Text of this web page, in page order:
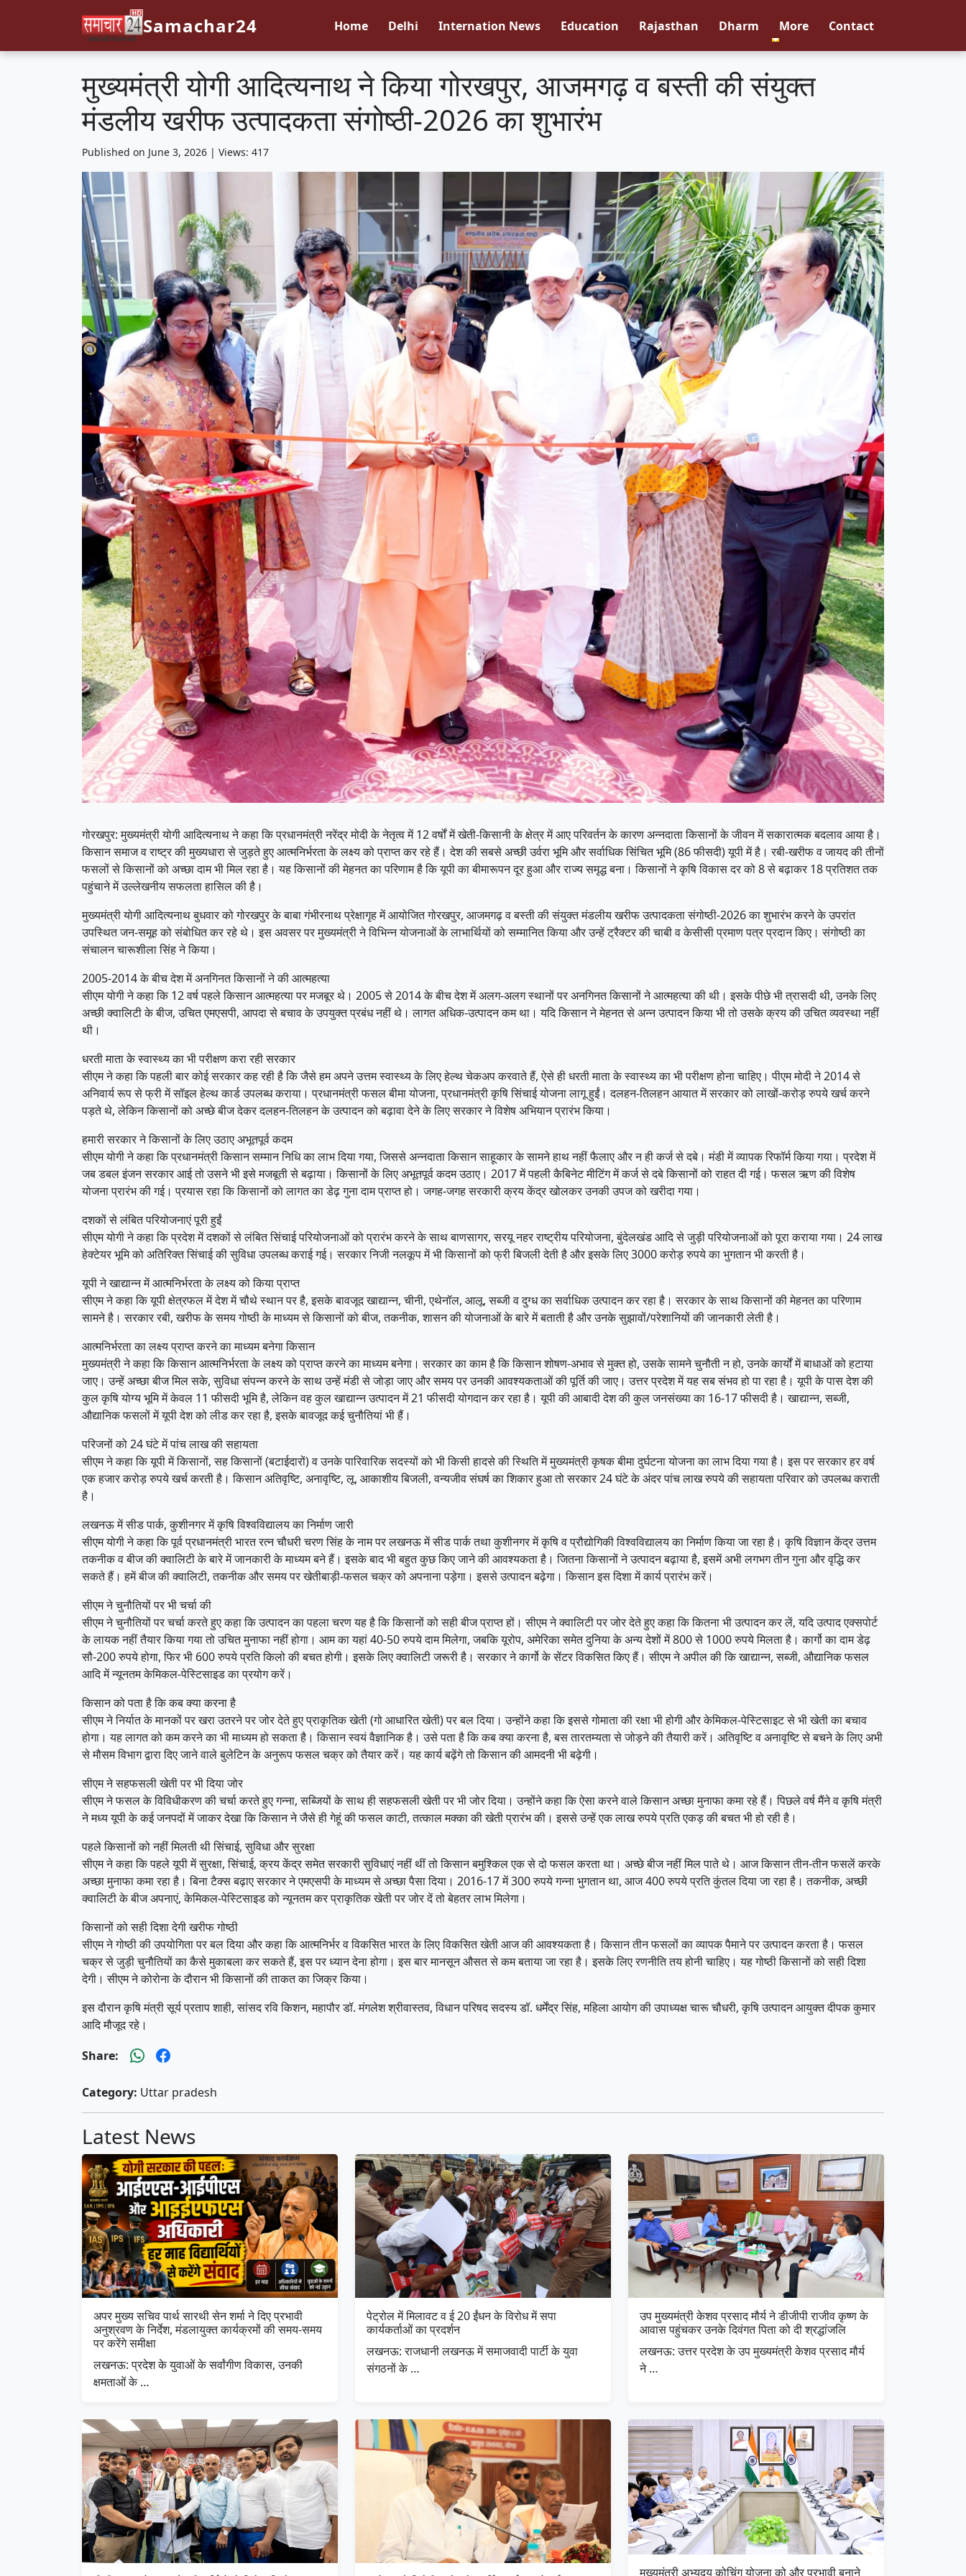
Samachar24 Home Delhi Internation News Education Rajasthan Dharm More Contact
मुख्यमंत्री योगी आदित्यनाथ ने किया गोरखपुर, आजमगढ़ व बस्ती की संयुक्त
मंडलीय खरीफ उत्पादकता संगोष्ठी-2026 का शुभारंभ
Published on June 3, 2026 | Views: 417
गोरखपुर: मुख्यमंत्री योगी आदित्यनाथ ने कहा कि प्रधानमंत्री नरेंद्र मोदी के नेतृत्व में 12 वर्षों में खेती-किसानी के क्षेत्र में आए परिवर्तन के कारण अन्नदाता किसानों के जीवन में सकारात्मक बदलाव आया है।
किसान समाज व राष्ट्र की मुख्यधारा से जुड़ते हुए आत्मनिर्भरता के लक्ष्य को प्राप्त कर रहे हैं। देश की सबसे अच्छी उर्वरा भूमि और सर्वाधिक सिंचित भूमि (86 फीसदी) यूपी में है। रबी-खरीफ व जायद की तीनों
फसलों से किसानों को अच्छा दाम भी मिल रहा है। यह किसानों की मेहनत का परिणाम है कि यूपी का बीमारूपन दूर हुआ और राज्य समृद्ध बना। किसानों ने कृषि विकास दर को 8 से बढ़ाकर 18 प्रतिशत तक
पहुंचाने में उल्लेखनीय सफलता हासिल की है।
मुख्यमंत्री योगी आदित्यनाथ बुधवार को गोरखपुर के बाबा गंभीरनाथ प्रेक्षागृह में आयोजित गोरखपुर, आजमगढ़ व बस्ती की संयुक्त मंडलीय खरीफ उत्पादकता संगोष्ठी-2026 का शुभारंभ करने के उपरांत
उपस्थित जन-समूह को संबोधित कर रहे थे। इस अवसर पर मुख्यमंत्री ने विभिन्न योजनाओं के लाभार्थियों को सम्मानित किया और उन्हें ट्रैक्टर की चाबी व केसीसी प्रमाण पत्र प्रदान किए। संगोष्ठी का
संचालन चारूशीला सिंह ने किया।
2005-2014 के बीच देश में अनगिनत किसानों ने की आत्महत्या
सीएम योगी ने कहा कि 12 वर्ष पहले किसान आत्महत्या पर मजबूर थे। 2005 से 2014 के बीच देश में अलग-अलग स्थानों पर अनगिनत किसानों ने आत्महत्या की थी। इसके पीछे भी त्रासदी थी, उनके लिए
अच्छी क्वालिटी के बीज, उचित एमएसपी, आपदा से बचाव के उपयुक्त प्रबंध नहीं थे। लागत अधिक-उत्पादन कम था। यदि किसान ने मेहनत से अन्न उत्पादन किया भी तो उसके क्रय की उचित व्यवस्था नहीं
थी।
धरती माता के स्वास्थ्य का भी परीक्षण करा रही सरकार
सीएम ने कहा कि पहली बार कोई सरकार कह रही है कि जैसे हम अपने उत्तम स्वास्थ्य के लिए हेल्थ चेकअप करवाते हैं, ऐसे ही धरती माता के स्वास्थ्य का भी परीक्षण होना चाहिए। पीएम मोदी ने 2014 से
अनिवार्य रूप से फ्री में सॉइल हेल्थ कार्ड उपलब्ध कराया। प्रधानमंत्री फसल बीमा योजना, प्रधानमंत्री कृषि सिंचाई योजना लागू हुईं। दलहन-तिलहन आयात में सरकार को लाखों-करोड़ रुपये खर्च करने
पड़ते थे, लेकिन किसानों को अच्छे बीज देकर दलहन-तिलहन के उत्पादन को बढ़ावा देने के लिए सरकार ने विशेष अभियान प्रारंभ किया।
हमारी सरकार ने किसानों के लिए उठाए अभूतपूर्व कदम
सीएम योगी ने कहा कि प्रधानमंत्री किसान सम्मान निधि का लाभ दिया गया, जिससे अन्नदाता किसान साहूकार के सामने हाथ नहीं फैलाए और न ही कर्ज से दबे। मंडी में व्यापक रिफॉर्म किया गया। प्रदेश में
जब डबल इंजन सरकार आई तो उसने भी इसे मजबूती से बढ़ाया। किसानों के लिए अभूतपूर्व कदम उठाए। 2017 में पहली कैबिनेट मीटिंग में कर्ज से दबे किसानों को राहत दी गई। फसल ऋण की विशेष
योजना प्रारंभ की गई। प्रयास रहा कि किसानों को लागत का डेढ़ गुना दाम प्राप्त हो। जगह-जगह सरकारी क्रय केंद्र खोलकर उनकी उपज को खरीदा गया।
दशकों से लंबित परियोजनाएं पूरी हुईं
सीएम योगी ने कहा कि प्रदेश में दशकों से लंबित सिंचाई परियोजनाओं को प्रारंभ करने के साथ बाणसागर, सरयू नहर राष्ट्रीय परियोजना, बुंदेलखंड आदि से जुड़ी परियोजनाओं को पूरा कराया गया। 24 लाख
हेक्टेयर भूमि को अतिरिक्त सिंचाई की सुविधा उपलब्ध कराई गई। सरकार निजी नलकूप में भी किसानों को फ्री बिजली देती है और इसके लिए 3000 करोड़ रुपये का भुगतान भी करती है।
यूपी ने खाद्यान्न में आत्मनिर्भरता के लक्ष्य को किया प्राप्त
सीएम ने कहा कि यूपी क्षेत्रफल में देश में चौथे स्थान पर है, इसके बावजूद खाद्यान्न, चीनी, एथेनॉल, आलू, सब्जी व दुग्ध का सर्वाधिक उत्पादन कर रहा है। सरकार के साथ किसानों की मेहनत का परिणाम
सामने है। सरकार रबी, खरीफ के समय गोष्ठी के माध्यम से किसानों को बीज, तकनीक, शासन की योजनाओं के बारे में बताती है और उनके सुझावों/परेशानियों की जानकारी लेती है।
आत्मनिर्भरता का लक्ष्य प्राप्त करने का माध्यम बनेगा किसान
मुख्यमंत्री ने कहा कि किसान आत्मनिर्भरता के लक्ष्य को प्राप्त करने का माध्यम बनेगा। सरकार का काम है कि किसान शोषण-अभाव से मुक्त हो, उसके सामने चुनौती न हो, उनके कार्यों में बाधाओं को हटाया
जाए। उन्हें अच्छा बीज मिल सके, सुविधा संपन्न करने के साथ उन्हें मंडी से जोड़ा जाए और समय पर उनकी आवश्यकताओं की पूर्ति की जाए। उत्तर प्रदेश में यह सब संभव हो पा रहा है। यूपी के पास देश की
कुल कृषि योग्य भूमि में केवल 11 फीसदी भूमि है, लेकिन वह कुल खाद्यान्न उत्पादन में 21 फीसदी योगदान कर रहा है। यूपी की आबादी देश की कुल जनसंख्या का 16-17 फीसदी है। खाद्यान्न, सब्जी,
औद्यानिक फसलों में यूपी देश को लीड कर रहा है, इसके बावजूद कई चुनौतियां भी हैं।
परिजनों को 24 घंटे में पांच लाख की सहायता
सीएम ने कहा कि यूपी में किसानों, सह किसानों (बटाईदारों) व उनके पारिवारिक सदस्यों को भी किसी हादसे की स्थिति में मुख्यमंत्री कृषक बीमा दुर्घटना योजना का लाभ दिया गया है। इस पर सरकार हर वर्ष
एक हजार करोड़ रुपये खर्च करती है। किसान अतिवृष्टि, अनावृष्टि, लू, आकाशीय बिजली, वन्यजीव संघर्ष का शिकार हुआ तो सरकार 24 घंटे के अंदर पांच लाख रुपये की सहायता परिवार को उपलब्ध कराती
है।
लखनऊ में सीड पार्क, कुशीनगर में कृषि विश्वविद्यालय का निर्माण जारी
सीएम योगी ने कहा कि पूर्व प्रधानमंत्री भारत रत्न चौधरी चरण सिंह के नाम पर लखनऊ में सीड पार्क तथा कुशीनगर में कृषि व प्रौद्योगिकी विश्वविद्यालय का निर्माण किया जा रहा है। कृषि विज्ञान केंद्र उत्तम
तकनीक व बीज की क्वालिटी के बारे में जानकारी के माध्यम बने हैं। इसके बाद भी बहुत कुछ किए जाने की आवश्यकता है। जितना किसानों ने उत्पादन बढ़ाया है, इसमें अभी लगभग तीन गुना और वृद्धि कर
सकते हैं। हमें बीज की क्वालिटी, तकनीक और समय पर खेतीबाड़ी-फसल चक्र को अपनाना पड़ेगा। इससे उत्पादन बढ़ेगा। किसान इस दिशा में कार्य प्रारंभ करें।
सीएम ने चुनौतियों पर भी चर्चा की
सीएम ने चुनौतियों पर चर्चा करते हुए कहा कि उत्पादन का पहला चरण यह है कि किसानों को सही बीज प्राप्त हों। सीएम ने क्वालिटी पर जोर देते हुए कहा कि कितना भी उत्पादन कर लें, यदि उत्पाद एक्सपोर्ट
के लायक नहीं तैयार किया गया तो उचित मुनाफा नहीं होगा। आम का यहां 40-50 रुपये दाम मिलेगा, जबकि यूरोप, अमेरिका समेत दुनिया के अन्य देशों में 800 से 1000 रुपये मिलता है। कार्गो का दाम डेढ़
सौ-200 रुपये होगा, फिर भी 600 रुपये प्रति किलो की बचत होगी। इसके लिए क्वालिटी जरूरी है। सरकार ने कार्गो के सेंटर विकसित किए हैं। सीएम ने अपील की कि खाद्यान्न, सब्जी, औद्यानिक फसल
आदि में न्यूनतम केमिकल-पेस्टिसाइड का प्रयोग करें।
किसान को पता है कि कब क्या करना है
सीएम ने निर्यात के मानकों पर खरा उतरने पर जोर देते हुए प्राकृतिक खेती (गो आधारित खेती) पर बल दिया। उन्होंने कहा कि इससे गोमाता की रक्षा भी होगी और केमिकल-पेस्टिसाइट से भी खेती का बचाव
होगा। यह लागत को कम करने का भी माध्यम हो सकता है। किसान स्वयं वैज्ञानिक है। उसे पता है कि कब क्या करना है, बस तारतम्यता से जोड़ने की तैयारी करें। अतिवृष्टि व अनावृष्टि से बचने के लिए अभी
से मौसम विभाग द्वारा दिए जाने वाले बुलेटिन के अनुरूप फसल चक्र को तैयार करें। यह कार्य बढ़ेंगे तो किसान की आमदनी भी बढ़ेगी।
सीएम ने सहफसली खेती पर भी दिया जोर
सीएम ने फसल के विविधीकरण की चर्चा करते हुए गन्ना, सब्जियों के साथ ही सहफसली खेती पर भी जोर दिया। उन्होंने कहा कि ऐसा करने वाले किसान अच्छा मुनाफा कमा रहे हैं। पिछले वर्ष मैंने व कृषि मंत्री
ने मध्य यूपी के कई जनपदों में जाकर देखा कि किसान ने जैसे ही गेहूं की फसल काटी, तत्काल मक्का की खेती प्रारंभ की। इससे उन्हें एक लाख रुपये प्रति एकड़ की बचत भी हो रही है।
पहले किसानों को नहीं मिलती थी सिंचाई, सुविधा और सुरक्षा
सीएम ने कहा कि पहले यूपी में सुरक्षा, सिंचाई, क्रय केंद्र समेत सरकारी सुविधाएं नहीं थीं तो किसान बमुश्किल एक से दो फसल करता था। अच्छे बीज नहीं मिल पाते थे। आज किसान तीन-तीन फसलें करके
अच्छा मुनाफा कमा रहा है। बिना टैक्स बढ़ाए सरकार ने एमएसपी के माध्यम से अच्छा पैसा दिया। 2016-17 में 300 रुपये गन्ना भुगतान था, आज 400 रुपये प्रति कुंतल दिया जा रहा है। तकनीक, अच्छी
क्वालिटी के बीज अपनाएं, केमिकल-पेस्टिसाइड को न्यूनतम कर प्राकृतिक खेती पर जोर दें तो बेहतर लाभ मिलेगा।
किसानों को सही दिशा देगी खरीफ गोष्ठी
सीएम ने गोष्ठी की उपयोगिता पर बल दिया और कहा कि आत्मनिर्भर व विकसित भारत के लिए विकसित खेती आज की आवश्यकता है। किसान तीन फसलों का व्यापक पैमाने पर उत्पादन करता है। फसल
चक्र से जुड़ी चुनौतियों का कैसे मुकाबला कर सकते हैं, इस पर ध्यान देना होगा। इस बार मानसून औसत से कम बताया जा रहा है। इसके लिए रणनीति तय होनी चाहिए। यह गोष्ठी किसानों को सही दिशा
देगी। सीएम ने कोरोना के दौरान भी किसानों की ताकत का जिक्र किया।
इस दौरान कृषि मंत्री सूर्य प्रताप शाही, सांसद रवि किशन, महापौर डॉ. मंगलेश श्रीवास्तव, विधान परिषद सदस्य डॉ. धर्मेंद्र सिंह, महिला आयोग की उपाध्यक्ष चारू चौधरी, कृषि उत्पादन आयुक्त दीपक कुमार
आदि मौजूद रहे।
Share:
Category: Uttar pradesh
Latest News
अपर मुख्य सचिव पार्थ सारथी सेन शर्मा ने दिए प्रभावी
अनुश्रवण के निर्देश, मंडलायुक्त कार्यक्रमों की समय-समय
पर करेंगे समीक्षा
लखनऊ: प्रदेश के युवाओं के सर्वांगीण विकास, उनकी
क्षमताओं के …
पेट्रोल में मिलावट व ई 20 ईंधन के विरोध में सपा
कार्यकर्ताओं का प्रदर्शन
लखनऊ: राजधानी लखनऊ में समाजवादी पार्टी के युवा
संगठनों के …
उप मुख्यमंत्री केशव प्रसाद मौर्य ने डीजीपी राजीव कृष्ण के
आवास पहुंचकर उनके दिवंगत पिता को दी श्रद्धांजलि
लखनऊ: उत्तर प्रदेश के उप मुख्यमंत्री केशव प्रसाद मौर्य
ने …
मुख्यमंत्री अभ्युदय कोचिंग योजना को और प्रभावी बनाने